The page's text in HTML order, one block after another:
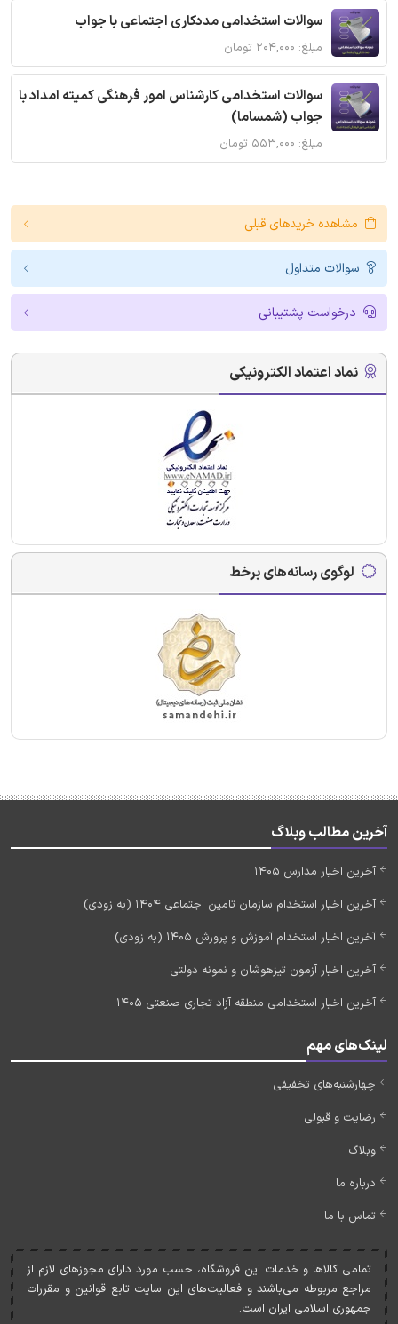
سوالات استخدامی مددکاری اجتماعی با جواب
مبلغ: ۲۰۴,۰۰۰ تومان
سوالات استخدامی کارشناس امور فرهنگی کمیته امداد با
جواب (شمساما)
مبلغ: ۵۵۳,۰۰۰ تومان
مشاهده خریدهای قبلی
سوالات متداول
درخواست پشتیبانی
نماد اعتماد الکترونیکی
لوگوی رسانه‌های برخط
آخرین مطالب وبلاگ
آخرین اخبار مدارس 1405
آخرین اخبار استخدام سازمان تامین اجتماعی 1404 (به زودی)
آخرین اخبار استخدام آموزش و پرورش 1405 (به زودی)
آخرین اخبار آزمون تیزهوشان و نمونه دولتی
آخرین اخبار استخدامی منطقه آزاد تجاری صنعتی 1405
لینک‌های مهم
چهارشنبه‌های تخفیفی
رضایت و قبولی
وبلاگ
درباره ما
تماس با ما
تمامی کالاها و خدمات اين فروشگاه، حسب مورد دارای مجوزهای لازم از
مراجع مربوطه می‌باشند و فعاليت‌های اين سايت تابع قوانين و مقررات
جمهوری اسلامی ايران است.